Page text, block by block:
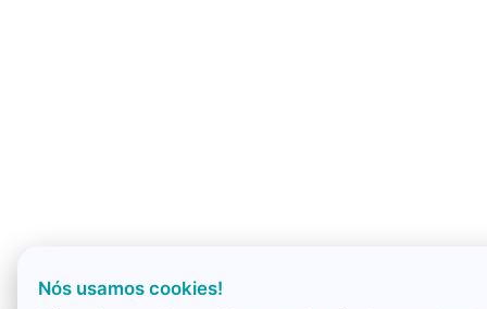
Nós usamos cookies!